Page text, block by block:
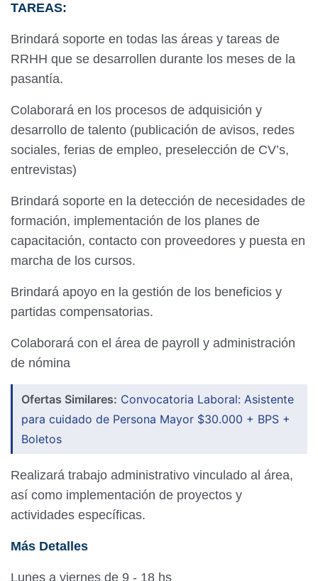
TAREAS:
Brindará soporte en todas las áreas y tareas de
RRHH que se desarrollen durante los meses de la
pasantía.
Colaborará en los procesos de adquisición y
desarrollo de talento (publicación de avisos, redes
sociales, ferias de empleo, preselección de CV’s,
entrevistas)
Brindará soporte en la detección de necesidades de
formación, implementación de los planes de
capacitación, contacto con proveedores y puesta en
marcha de los cursos.
Brindará apoyo en la gestión de los beneficios y
partidas compensatorias.
Colaborará con el área de payroll y administración
de nómina
Ofertas Similares: Convocatoria Laboral: Asistente
para cuidado de Persona Mayor $30.000 + BPS +
Boletos
Realizará trabajo administrativo vinculado al área,
así como implementación de proyectos y
actividades específicas.
Más Detalles
Lunes a viernes de 9 - 18 hs